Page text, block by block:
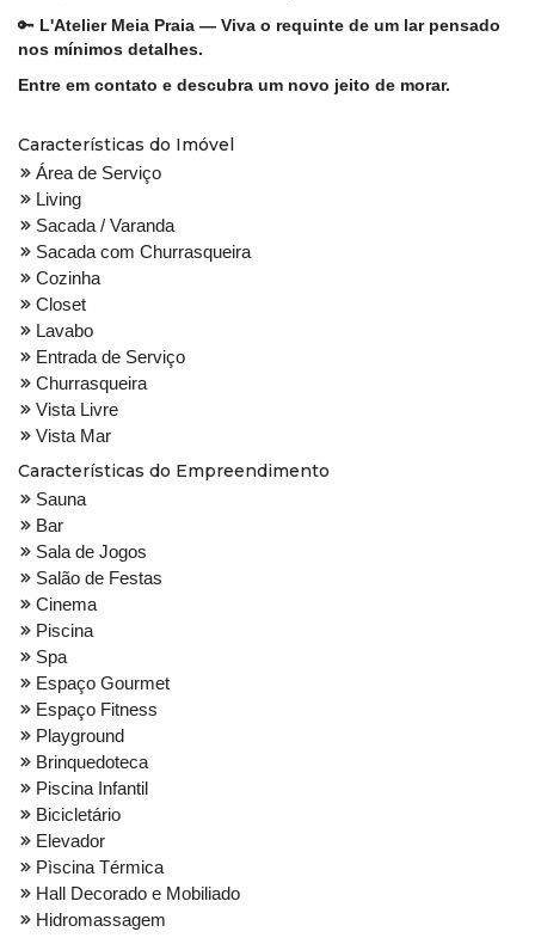
🔑 L'Atelier Meia Praia — Viva o requinte de um lar pensado
nos mínimos detalhes.
Entre em contato e descubra um novo jeito de morar.
Características do Imóvel
Área de Serviço
Living
Sacada / Varanda
Sacada com Churrasqueira
Cozinha
Closet
Lavabo
Entrada de Serviço
Churrasqueira
Vista Livre
Vista Mar
Características do Empreendimento
Sauna
Bar
Sala de Jogos
Salão de Festas
Cinema
Piscina
Spa
Espaço Gourmet
Espaço Fitness
Playground
Brinquedoteca
Piscina Infantil
Bicicletário
Elevador
Pìscina Térmica
Hall Decorado e Mobiliado
Hidromassagem